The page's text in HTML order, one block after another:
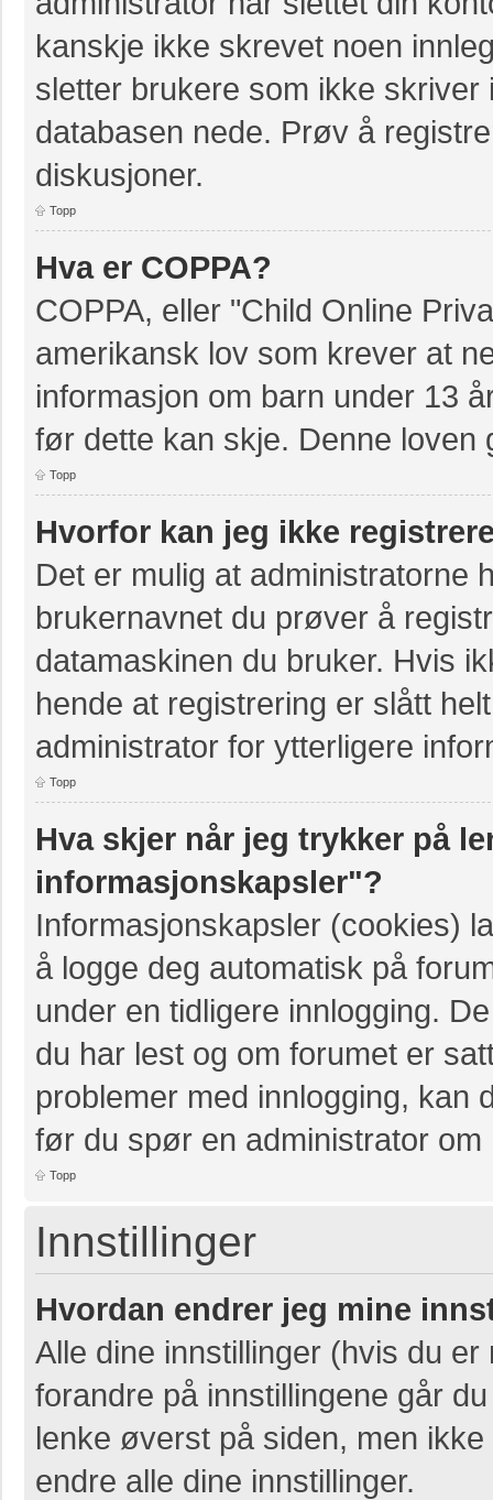
kanskje ikke skrevet noen
sletter brukere som ikke
databasen nede. Prøv å
diskusjoner.
Topp
Hva er COPPA?
COPPA, eller "Child Online
amerikansk lov som krever at
informasjon om barn under 13
før dette kan skje. Denne
Topp
Hvorfor kan jeg ikke
Det er mulig at administratorne
brukernavnet du prøver å
datamaskinen du bruker. Hvis
hende at registrering er slått
administrator for ytterligere
Topp
Hva skjer når jeg trykker på
informasjonskapsler"?
Informasjonskapsler (cookies)
å logge deg automatisk på
under en tidligere innlogging.
du har lest og om forumet er
problemer med innlogging,
før du spør en administrator
Topp
Innstillinger
Hvordan endrer jeg mine
Alle dine innstillinger (hvis du
forandre på innstillingene går
lenke øverst på siden, men
endre alle dine innstillinger.